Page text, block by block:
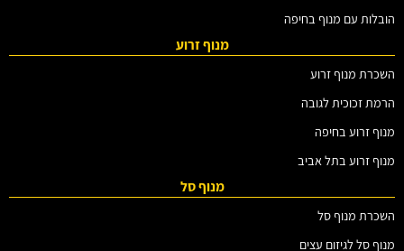
הובלות עם מנוף בחיפה
מנוף זרוע
השכרת מנוף זרוע
הרמת זכוכית לגובה
מנוף זרוע בחיפה
מנוף זרוע בתל אביב
מנוף סל
השכרת מנוף סל
מנוף סל לגיזום עצים